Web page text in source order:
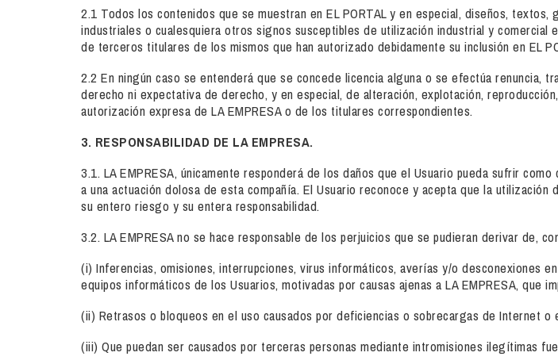
2.1 Todos los contenidos que se muestran en EL PORTAL y en especial, diseños,
industriales o cualesquiera otros signos susceptibles de utilización industrial y
de terceros titulares de los mismos que han autorizado debidamente su inclusión en EL
2.2 En ningún caso se entenderá que se concede licencia alguna o se efectúa renuncia,
derecho ni expectativa de derecho, y en especial, de alteración, explotación,
autorización expresa de LA EMPRESA o de los titulares correspondientes.
3. RESPONSABILIDAD DE LA EMPRESA.
3.1. LA EMPRESA, únicamente responderá de los daños que el Usuario pueda sufrir
a una actuación dolosa de esta compañía. El Usuario reconoce y acepta que la
su entero riesgo y su entera responsabilidad.
3.2. LA EMPRESA no se hace responsable de los perjuicios que se pudieran derivar de,
(i) Inferencias, omisiones, interrupciones, virus informáticos, averías y/o desconexiones
equipos informáticos de los Usuarios, motivadas por causas ajenas a LA EMPRESA,
(ii) Retrasos o bloqueos en el uso causados por deficiencias o sobrecargas de Internet
(iii) Que puedan ser causados por terceras personas mediante intromisiones ilegítimas